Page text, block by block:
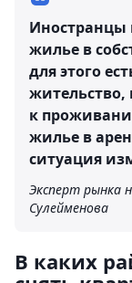
Иностранцы
жилье в
для этого
жительство,
к
жилье в
ситуация
Эксперт рынка
Сулейменова
В каких